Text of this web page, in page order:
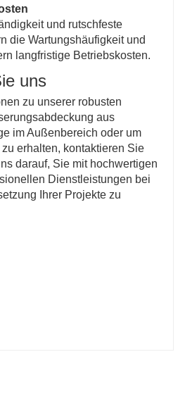
und rutschfeste
die Wartungshäufigkeit und
langfristige Betriebskosten.
uns
zu unserer robusten
aus
im Außenbereich oder um
erhalten, kontaktieren Sie
darauf, Sie mit hochwertigen
Dienstleistungen bei
Ihrer Projekte zu